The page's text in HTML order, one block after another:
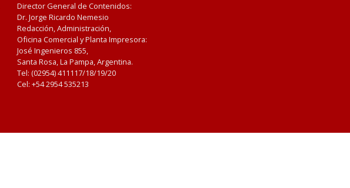
Director General de Contenidos:
Dr. Jorge Ricardo Nemesio
Redacción, Administración,
Oficina Comercial y Planta Impresora:
José Ingenieros 855,
Santa Rosa, La Pampa, Argentina.
Tel: (02954) 411117/18/19/20
Cel: +54 2954 535213